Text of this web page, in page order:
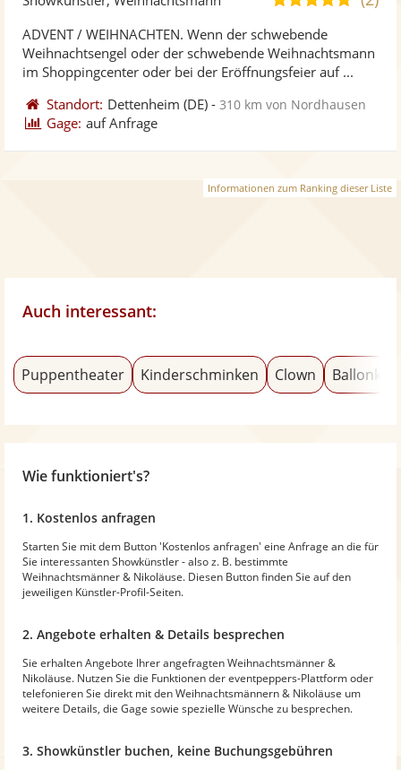
ADVENT / WEIHNACHTEN. Wenn der schwebende
Weihnachtsengel oder der schwebende Weihnachtsmann
im Shoppingcenter oder bei der Eröffnungsfeier auf ...
Standort: Dettenheim (DE) -310 km von Nordhausen
Gage: auf Anfrage
Informationen zum Ranking dieser Liste
Auch interessant:
Puppentheater Kinderschminken Clown
Wie funktioniert's?
1. Kostenlos anfragen
Starten Sie mit dem Button 'Kostenlos anfragen' eine Anfrage an die für
Sie interessanten Showkünstler - also z. B. bestimmte
Weihnachtsmänner & Nikoläuse. Diesen Button finden Sie auf den
jeweiligen Künstler-Profil-Seiten.
2. Angebote erhalten & Details besprechen
Sie erhalten Angebote Ihrer angefragten Weihnachtsmänner &
Nikoläuse. Nutzen Sie die Funktionen der eventpeppers-Plattform oder
telefonieren Sie direkt mit den Weihnachtsmännern & Nikoläuse um
weitere Details, die Gage sowie spezielle Wünsche zu besprechen.
3. Showkünstler buchen, keine Buchungsgebühren